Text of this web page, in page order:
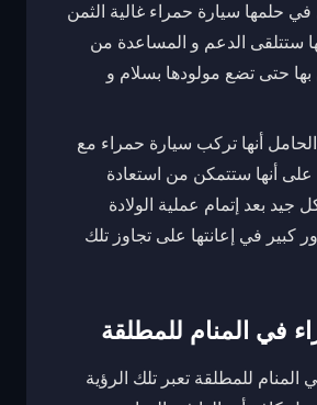
حلمها سيارة حمراء غالية الثمن
ستتلقى الدعم و المساعدة من
حتى تضع مولودها بسلام و
الحامل أنها تركب سيارة حمراء مع
على أنها ستتمكن من استعادة
جيد بعد إتمام عملية الولادة
كبير في إعانتها على تجاوز تلك
في المنام للمطلقة
المنام للمطلقة تعبر تلك الرؤية